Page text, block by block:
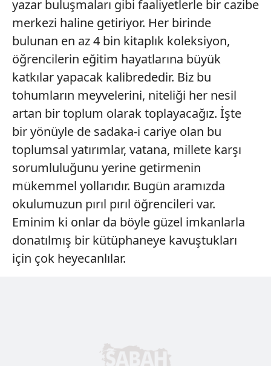
yazar buluşmaları gibi faaliyetlerle bir cazibe
merkezi haline getiriyor. Her birinde
bulunan en az 4 bin kitaplık koleksiyon,
öğrencilerin eğitim hayatlarına büyük
katkılar yapacak kalibrededir. Biz bu
tohumların meyvelerini, niteliği her nesil
artan bir toplum olarak toplayacağız. İşte
bir yönüyle de sadaka-i cariye olan bu
toplumsal yatırımlar, vatana, millete karşı
sorumluluğunu yerine getirmenin
mükemmel yollarıdır. Bugün aramızda
okulumuzun pırıl pırıl öğrencileri var.
Eminim ki onlar da böyle güzel imkanlarla
donatılmış bir kütüphaneye kavuştukları
için çok heyecanlılar.